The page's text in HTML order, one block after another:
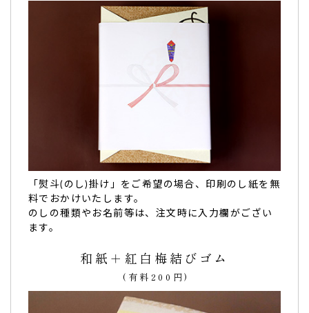
注文してよかったな。と思っています。
ありがとうございました。（ぶっちょ様）
100歳祝いの名入れ・メッセージ入りど
母の傘寿…孫からプレゼント。とても喜んですぐに
スマホで写真を…
母の傘寿のお祝いの席で、孫からプレゼント
しました。
とても喜んで
お味も美味しかったようで、食事の後にペロリと平らげまし
「熨斗(のし)掛け」をご希望の場合、印刷のし紙を無
料でおかけいたします。
のしの種類やお名前等は、注文時に入力欄がござい
ます。
和紙＋紅白梅結びゴム
(有料200円)